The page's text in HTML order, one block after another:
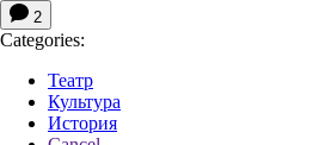
2
Categories:
Театр
Культура
История